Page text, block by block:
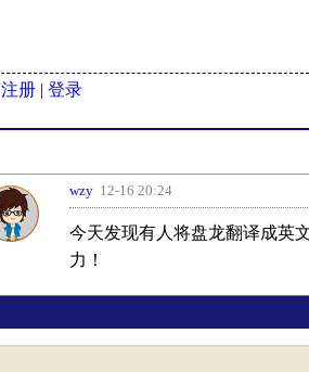
注册 | 登录
wzy 12-16 20:24
今天发现有人将盘龙翻译成英
力！